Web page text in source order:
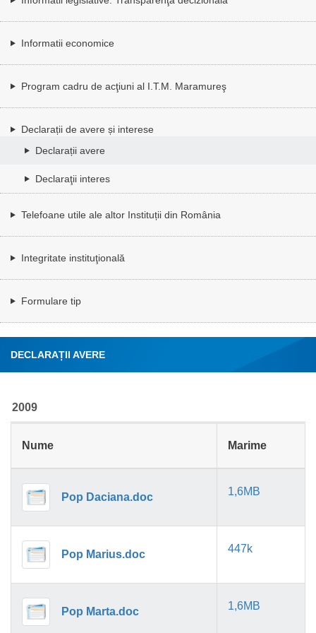
Informatii economice
Program cadru de acţiuni al I.T.M. Maramureş
Declarații de avere și interese
Declarații avere
Declaraţii interes
Telefoane utile ale altor Instituții din România
Integritate instituţională
Formulare tip
DECLARAȚII AVERE
2009
Nume Marime
Pop Daciana.doc 1,6MB
Pop Marius.doc 447k
Pop Marta.doc 1,6MB